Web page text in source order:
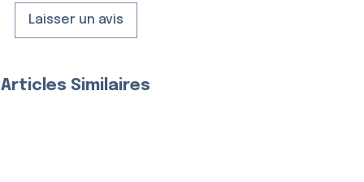
Laisser un avis
Articles Similaires